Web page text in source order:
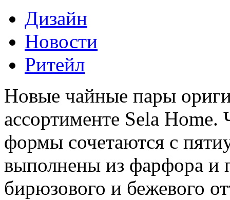
Дизайн
Новости
Ритейл
Новые чайные пары
ассортименте Sela
формы сочетаются с
выполнены из фарфора и
бирюзового и бежевого